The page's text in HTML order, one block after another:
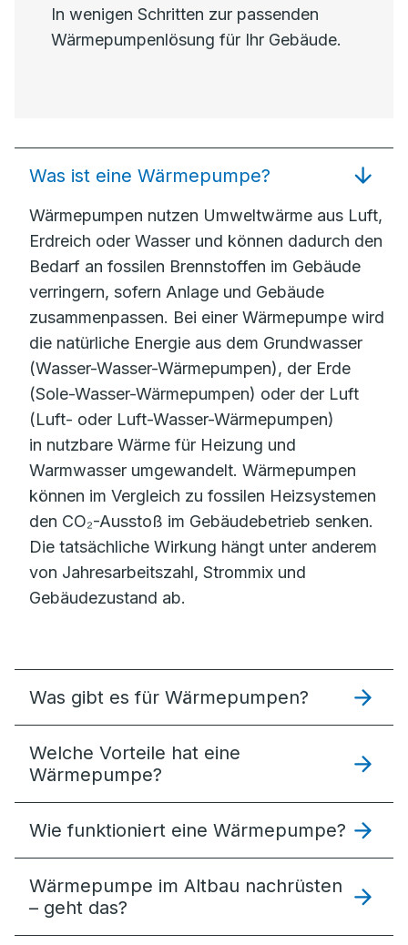
In wenigen Schritten zur passenden
Wärmepumpenlösung für Ihr Gebäude.
Was ist eine Wärmepumpe?
Wärmepumpen nutzen Umweltwärme aus Luft,
Erdreich oder Wasser und können dadurch den
Bedarf an fossilen Brennstoffen im Gebäude
verringern, sofern Anlage und Gebäude
zusammenpassen. Bei einer Wärmepumpe wird
die natürliche Energie aus dem Grundwasser
(Wasser-Wasser-Wärmepumpen), der Erde
(Sole-Wasser-Wärmepumpen) oder der Luft
(Luft- oder Luft-Wasser-Wärmepumpen)
in nutzbare Wärme für Heizung und
Warmwasser umgewandelt. Wärmepumpen
können im Vergleich zu fossilen Heizsystemen
den CO₂-Ausstoß im Gebäudebetrieb senken.
Die tatsächliche Wirkung hängt unter anderem
von Jahresarbeitszahl, Strommix und
Gebäudezustand ab.
Was gibt es für Wärmepumpen?
Welche Vorteile hat eine
Wärmepumpe?
Wie funktioniert eine Wärmepumpe?
Wärmepumpe im Altbau nachrüsten
– geht das?